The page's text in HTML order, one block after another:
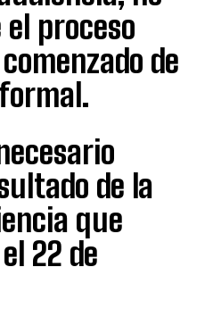
proceso
de
de la
que
22 de